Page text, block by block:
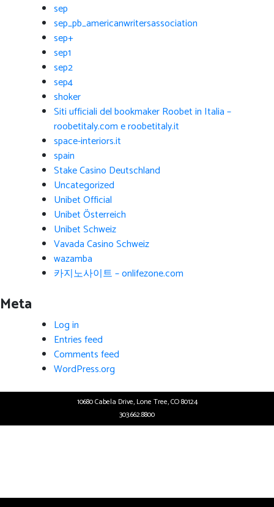
sep
sep_pb_americanwritersassociation
sep+
sep1
sep2
sep4
shoker
Siti ufficiali del bookmaker Roobet in Italia –
roobetitaly.com e roobetitaly.it
space-interiors.it
spain
Stake Casino Deutschland
Uncategorized
Unibet Official
Unibet Österreich
Unibet Schweiz
Vavada Casino Schweiz
wazamba
카지노사이트 – onlifezone.com
Meta
Log in
Entries feed
Comments feed
WordPress.org
10680 Cabela Drive, Lone Tree, CO 80124
303.662.8800